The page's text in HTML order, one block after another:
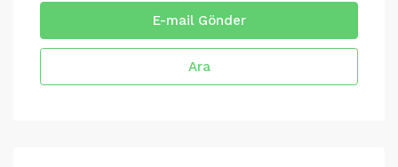
E-mail Gönder
Ara